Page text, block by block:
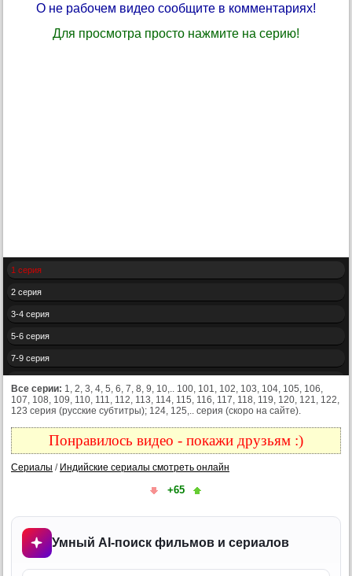
О не рабочем видео сообщите в комментариях!
Для просмотра просто нажмите на серию!
1 серия
2 серия
3-4 серия
5-6 серия
7-9 серия
11 серия
13 серия
14 серия
17 серия
18 серия
Все серии: 1, 2, 3, 4, 5, 6, 7, 8, 9, 10,.. 100, 101, 102, 103, 104, 105, 106,
107, 108, 109, 110, 111, 112, 113, 114, 115, 116, 117, 118, 119, 120, 121, 122,
123 серия (русские субтитры); 124, 125,.. серия (скоро на сайте).
Понравилось видео - покажи друзьям :)
Сериалы / Индийские сериалы смотреть онлайн
+65
Умный AI-поиск фильмов и сериалов